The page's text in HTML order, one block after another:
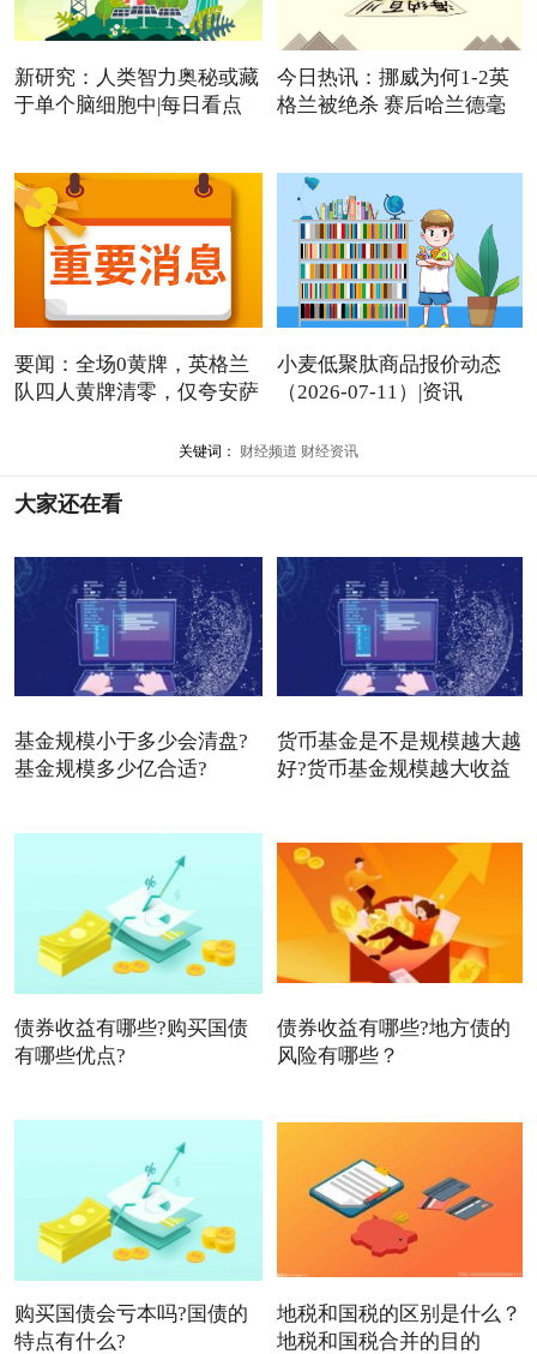
新研究：人类智力奥秘或藏
于单个脑细胞中|每日看点
今日热讯：挪威为何1-2英
格兰被绝杀 赛后哈兰德毫
要闻：全场0黄牌，英格兰
队四人黄牌清零，仅夸安萨
小麦低聚肽商品报价动态
（2026-07-11）|资讯
关键词： 财经频道 财经资讯
大家还在看
基金规模小于多少会清盘?
基金规模多少亿合适?
货币基金是不是规模越大越
好?货币基金规模越大收益
债券收益有哪些?购买国债
有哪些优点?
债券收益有哪些?地方债的
风险有哪些？
购买国债会亏本吗?国债的
特点有什么?
地税和国税的区别是什么？
地税和国税合并的目的